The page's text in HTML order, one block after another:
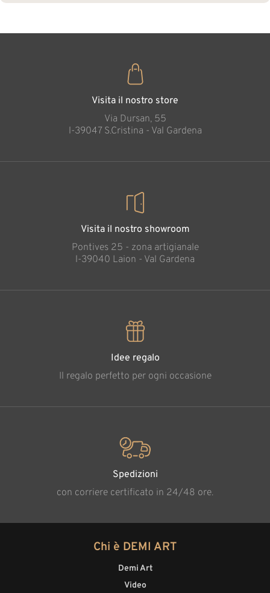
Visita il nostro store
Via Dursan, 55
l-39047 S.Cristina - Val Gardena
Visita il nostro showroom
Pontives 25 - zona artigianale
l-39040 Laion - Val Gardena
Idee regalo
Il regalo perfetto per ogni occasione
Spedizioni
con corriere certificato in 24/48 ore.
Chi è DEMI ART
Demi Art
Video